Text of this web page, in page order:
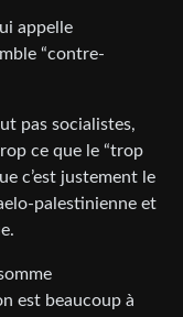
appelle
“contre-
pas socialistes,
ce que le “trop
c’est justement le
palestinienne et
est beaucoup à